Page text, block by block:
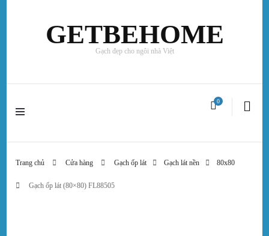
GETBEHOME
Gạch đẹp cho ngôi nhà Việt
0
Trang chủ Cửa hàng Gạch ốp lát Gạch lát nền 80x80
Gạch ốp lát (80×80) FL88505